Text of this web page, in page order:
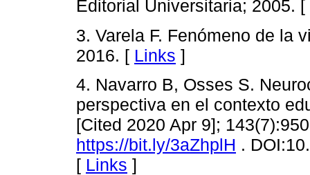
Editorial Universitaria; 2005. [
3. Varela F. Fenómeno de la
2016. [ Links ]
4. Navarro B, Osses S.
perspectiva en el contexto
[Cited 2020 Apr 9];
https://bit.ly/3aZhplH .
[ Links ]